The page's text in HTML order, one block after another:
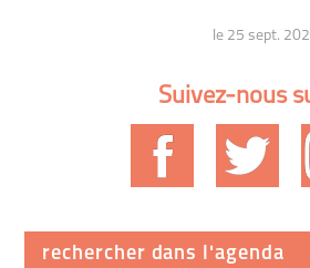
le 25 sept.
Suivez-nous
rechercher dans l'agenda